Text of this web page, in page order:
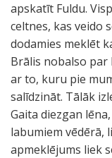
apskatīt Fuldu.
celtnes, kas veido
dodamies meklēt
Brālis nobalso par
ar to, kuru pie
salīdzināt. Tālāk
Gaita diezgan
labumiem vēdērā,
apmeklējums liek